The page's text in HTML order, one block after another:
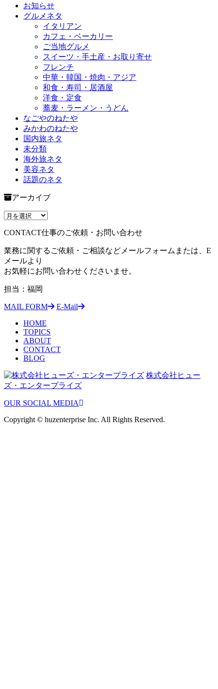
お知らせ
グルメネタ
イタリアン
カフェ・ベーカリー
ご当地グルメ
スイーツ・手土産・お取り寄せ
フレンチ
中華・韓国・焼肉・アジア
和食・寿司・居酒屋
洋食・定食
蕎麦・ラーメン・うどん
なごやのねたや
みかわのねたや
国内旅ネタ
未分類
海外旅ネタ
美容ネタ
話題のネタ
アーカイブ
CONTACT仕事のご依頼・お問い合わせ
業務に関するご依頼・ご相談などメールフォームまたは、E
メールより
お気軽にお問い合わせくださいませ。
担当：福岡
MAIL FORM
E-Mail
HOME
TOPICS
ABOUT
CONTACT
BLOG
株式会社ヒュー
ズ・エンタープライズ
OUR SOCIAL MEDIA
Copyright © huzenterprise Inc. All Rights Reserved.